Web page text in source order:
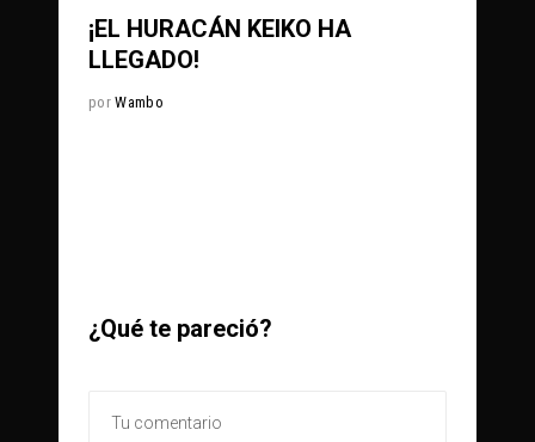
¡EL HURACÁN KEIKO HA
LLEGADO!
porWambo
¿Qué te pareció?